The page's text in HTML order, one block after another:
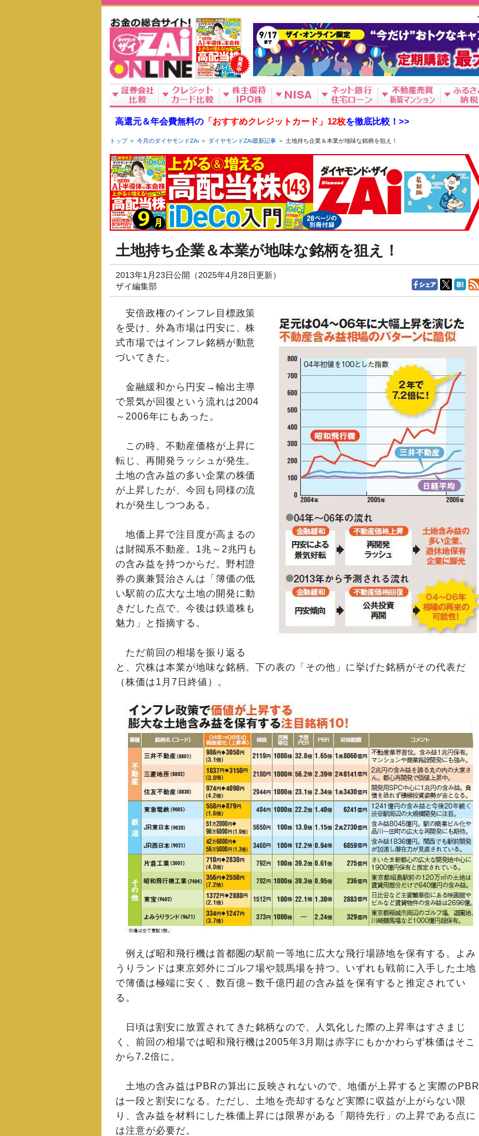
高還元＆年会費無料の 「おすすめクレジットカード」12枚を徹底比較！>>
トップ＞ 今月のダイヤモンドZAi ＞ ダイヤモンドZAi最新記事 ＞ 土地持ち企業＆本業が地味な銘柄を狙え！
土地持ち企業＆本業が地味な銘柄を狙え！
2013年1月23日公開（2025年4月28日更新）
ザイ編集部
安倍政権のインフレ目標政策
を受け、外為市場は円安に、株
式市場ではインフレ銘柄が動意
づいてきた。
金融緩和から円安→輸出主導
で景気が回復という流れは2004
～2006年にもあった。
この時、不動産価格が上昇に
転じ、再開発ラッシュが発生。
土地の含み益の多い企業の株価
が上昇したが、今回も同様の流
れが発生しつつある。
地価上昇で注目度が高まるの
は財閥系不動産。1兆～2兆円も
の含み益を持つからだ。野村證
券の廣兼賢治さんは「簿価の低
い駅前の広大な土地の開発に動
きだした点で、今後は鉄道株も
魅力」と指摘する。
ただ前回の相場を振り返る
と、穴株は本業が地味な銘柄。下の表の「その他」に挙げた銘柄がその代表だ
（株価は1月7日終値）。
例えば昭和飛行機は首都圏の駅前一等地に広大な飛行場跡地を保有する。よみ
うりランドは東京郊外にゴルフ場や競馬場を持つ。いずれも戦前に入手した土地
で簿価は極端に安く、数百億～数千億円超の含み益を保有すると推定されてい
る。
日頃は割安に放置されてきた銘柄なので、人気化した際の上昇率はすさまじ
く、前回の相場では昭和飛行機は2005年3月期は赤字にもかかわらず株価はそこ
から7.2倍に。
土地の含み益はPBRの算出に反映されないので、地価が上昇すると実際のPBR
は一段と割安になる。ただし、土地を売却するなど実際に収益が上がらない限
り、含み益を材料にした株価上昇には限界がある「期待先行」の上昇である点に
は注意が必要だ。